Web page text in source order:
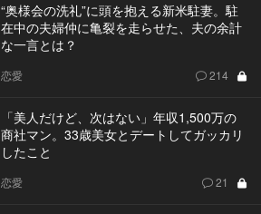
“奥様会の洗礼”に頭を抱える新米駐妻。駐
在中の夫婦仲に亀裂を走らせた、夫の余計
な一言とは？
恋愛 214
「美人だけど、次はない」年収1,500万の
商社マン。33歳美女とデートしてガッカリ
したこと
恋愛 21